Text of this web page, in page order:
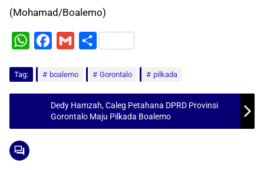
(Mohamad/Boalemo)
W
t
A
c
e
b
o
a
i
l
S
a
r
e
Tag: boalemo Gorontalo pilkada
Dedy Hamzah, Caleg Petahana DPRD Provinsi
Gorontalo Maju Pilkada Boalemo